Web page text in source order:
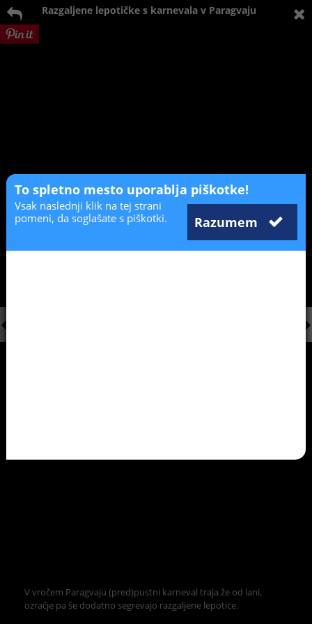
Razgaljene lepotičke s karnevala v Paragvaju
V vročem Paragvaju (pred)pustni karneval traja že od lani,
ozračje pa še dodatno segrevajo razgaljene lepotice.
To spletno mesto uporablja piškotke!
Razumem
Vsak naslednji klik na tej strani
pomeni, da soglašate s piškotki.